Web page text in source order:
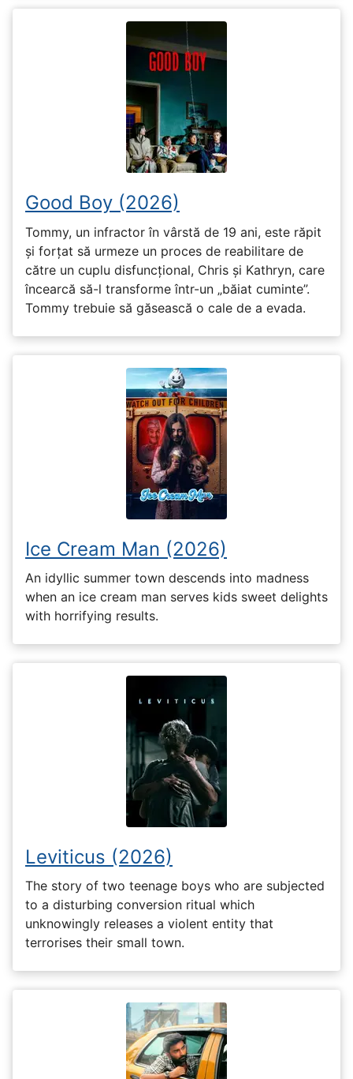
Good Boy (2026)
Tommy, un infractor în vârstă de 19 ani, este răpit
și forțat să urmeze un proces de reabilitare de
către un cuplu disfuncțional, Chris și Kathryn, care
încearcă să-l transforme într-un „băiat cuminte”.
Tommy trebuie să găsească o cale de a evada.
Ice Cream Man (2026)
An idyllic summer town descends into madness
when an ice cream man serves kids sweet delights
with horrifying results.
Leviticus (2026)
The story of two teenage boys who are subjected
to a disturbing conversion ritual which
unknowingly releases a violent entity that
terrorises their small town.